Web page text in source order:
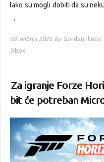
lako su mogli dobiti da su
→
08 svibnja 2025 by Gordan Ilinčić
Xbox
Za igranje Forze
bit će potreban